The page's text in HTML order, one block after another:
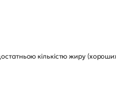
кількістю жиру